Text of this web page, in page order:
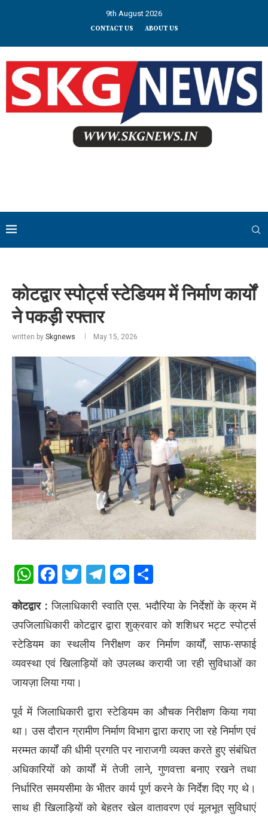
9th August 2026
CONTACT US ABOUT US
कोटद्वार स्पोर्ट्स स्टेडियम में निर्माण कार्यों
ने पकड़ी रफ्तार
written by Skgnews May 15, 2026
WhatsApp
Facebook
Twitter
Telegram
Messenger
कोटद्वार : जिलाधिकारी स्वाति एस. भदौरिया के निर्देशों के क्रम में
उपजिलाधिकारी कोटद्वार द्वारा शुक्रवार को शशिधर भट्ट स्पोर्ट्स
स्टेडियम का स्थलीय निरीक्षण कर निर्माण कार्यों, साफ-सफाई
व्यवस्था एवं खिलाड़ियों को उपलब्ध करायी जा रही सुविधाओं का
जायज़ा लिया गया।
पूर्व में जिलाधिकारी द्वारा स्टेडियम का औचक निरीक्षण किया गया
था। उस दौरान ग्रामीण निर्माण विभाग द्वारा कराए जा रहे निर्माण एवं
मरम्मत कार्यों की धीमी प्रगति पर नाराजगी व्यक्त करते हुए संबंधित
अधिकारियों को कार्यों में तेजी लाने, गुणवत्ता बनाए रखने तथा
निर्धारित समयसीमा के भीतर कार्य पूर्ण करने के निर्देश दिए गए थे।
साथ ही खिलाड़ियों को बेहतर खेल वातावरण एवं मूलभूत सुविधाएं